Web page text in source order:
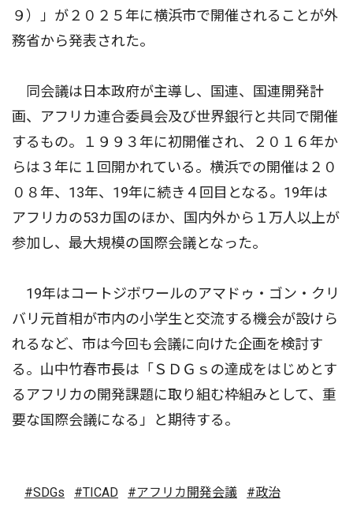
９）」が２０２５年に横浜市で開催されることが外
務省から発表された。
同会議は日本政府が主導し、国連、国連開発計
画、アフリカ連合委員会及び世界銀行と共同で開催
するもの。１９９３年に初開催され、２０１６年か
らは３年に１回開かれている。横浜での開催は２０
０８年、13年、19年に続き４回目となる。19年は
アフリカの53カ国のほか、国内外から１万人以上が
参加し、最大規模の国際会議となった。
19年はコートジボワールのアマドゥ・ゴン・クリ
バリ元首相が市内の小学生と交流する機会が設けら
れるなど、市は今回も会議に向けた企画を検討す
る。山中竹春市長は「ＳＤＧｓの達成をはじめとす
るアフリカの開発課題に取り組む枠組みとして、重
要な国際会議になる」と期待する。
#SDGs #TICAD #アフリカ開発会議 #政治